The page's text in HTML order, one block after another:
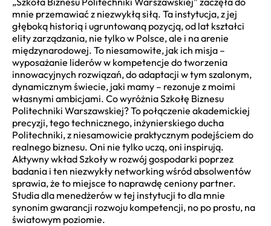
mnie przemawiać z niezwykłą siłą. Ta instytucja, z jej
głęboką historią i ugruntowaną pozycją, od lat kształci
elity zarządzania, nie tylko w Polsce, ale i na arenie
międzynarodowej. To niesamowite, jak ich misja –
wyposażanie liderów w kompetencje do tworzenia
innowacyjnych rozwiązań, do adaptacji w tym szalonym,
dynamicznym świecie, jaki mamy – rezonuje z moimi
własnymi ambicjami. Co wyróżnia Szkołę Biznesu
Politechniki Warszawskiej? To połączenie akademickiej
precyzji, tego technicznego, inżynierskiego ducha
Politechniki, z niesamowicie praktycznym podejściem do
realnego biznesu. Oni nie tylko uczą, oni inspirują.
Aktywny wkład Szkoły w rozwój gospodarki poprzez
badania i ten niezwykły networking wśród absolwentów
sprawia, że to miejsce to naprawdę ceniony partner.
Studia dla menedżerów w tej instytucji to dla mnie
synonim gwarancji rozwoju kompetencji, no po prostu, na
światowym poziomie.